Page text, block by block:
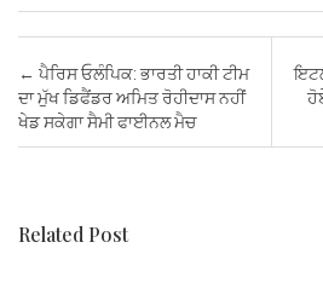
ce
b
o
o
tt
er
ail at
s
A
p
er
es
n
Post navigation
← ਪੈਰਿਸ ਓਲੰਪਿਕ: ਭਾਰਤੀ ਹਾਕੀ ਟੀਮ
ਦਾ ਮੁੱਖ ਡਿਫੈਂਡਰ ਅਮਿਤ ਰੋਹੀਦਾਸ ਨਹੀਂ
ਖੇਡ ਸਕੇਗਾ ਸੈਮੀ ਫਾਈਨਲ ਮੈਚ
Related Post